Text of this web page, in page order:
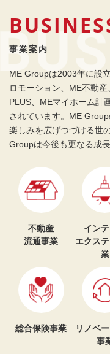
事業案内
ME Groupは2003年に設
ロモーション、ME不動
PLUS、MEマイホーム計
されています。 ME
楽しみを広げつづける世
Groupは今後も更なる成
不動産
流通事業
イン
エクス
業
総合保険事業
リノベ
事